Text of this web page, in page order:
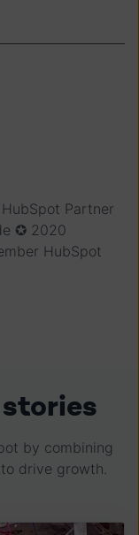
Partner
✪ 2020
HubSpot
by combining
drive growth.